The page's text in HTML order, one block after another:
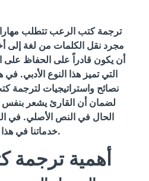
ترجمة كتب الرعب تتطلب
مجرد نقل الكلمات من لغة
أن يكون قادراً على الحفاظ على
التي تميز هذا النوع الأدبي.
نصائح واستراتيجيات لترجمة
لضمان أن القارئ يشعر بنفس
الحال في النص الأصلي. في
خدماتنا في هذا المجال.
أهمية ترجمة